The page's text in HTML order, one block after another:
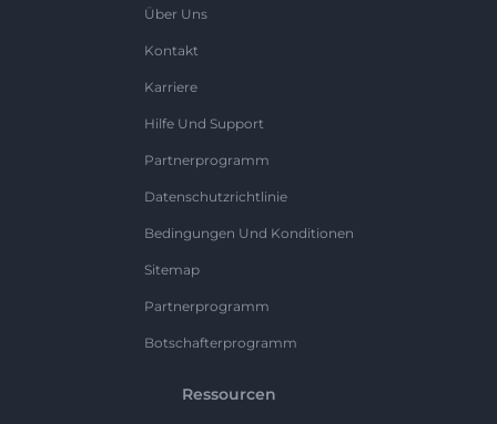
Über Uns
Kontakt
Karriere
Hilfe Und Support
Partnerprogramm
Datenschutzrichtlinie
Bedingungen Und Konditionen
Sitemap
Partnerprogramm
Botschafterprogramm
Ressourcen